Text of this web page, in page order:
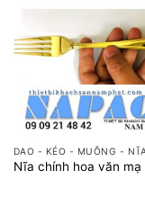
DAO - KÉO - MUỖNG -
Nĩa chính hoa văn mạ